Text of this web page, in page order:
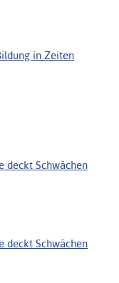
in Zeiten
deckt Schwächen
deckt Schwächen